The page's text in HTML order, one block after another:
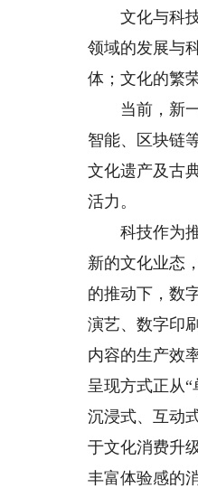
文化与科技
领域的发展与
体；文化的繁
当前，新一
智能、区块链
文化遗产及古
活力。
科技作为推
新的文化业态
的推动下，数
演艺、数字印
内容的生产效
呈现方式正从
沉浸式、互动
于文化消费升
丰富体验感的